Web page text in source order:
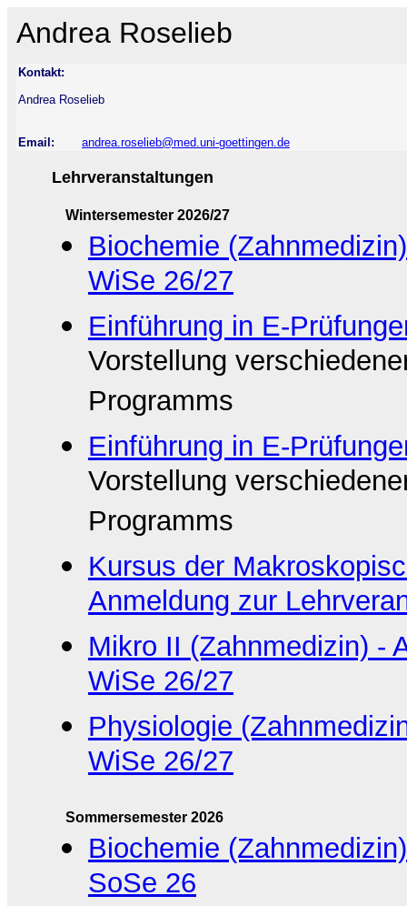
Andrea Roselieb
Kontakt:
Andrea Roselieb
Email: andrea.roselieb@med.uni-goettingen.de
Lehrveranstaltungen
Wintersemester 2026/27
Biochemie
WiSe 26/27
Einführung in E-
Vorstellung
Programms
Einführung in E-
Vorstellung
Programms
Kursus der
Anmeldung zur
Mikro II (Zahnmedizin) -
WiSe 26/27
Physiologie
WiSe 26/27
Sommersemester 2026
Biochemie
SoSe 26